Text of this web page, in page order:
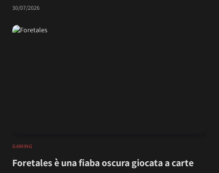
30/07/2026
GAMING
Foretales è una fiaba oscura giocata a carte